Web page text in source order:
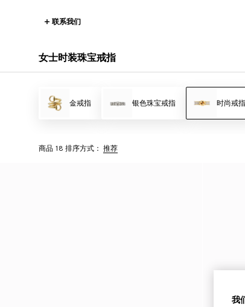
联系我们
女士时装珠宝戒指
金戒指 银色珠宝戒指 时尚戒指
商品 18 排序方式： 推荐
我